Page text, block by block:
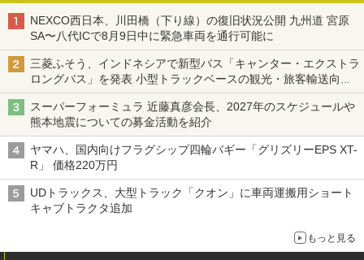
NEXCO西日本、川田橋（下り線）の復旧状況公開 九州道 宮原
SA〜八代ICで8月9日中に緊急車両を通行可能に
三菱ふそう、インドネシアで新型バス「キャンター・エクストラ
ロングバス」を発表 小型トラックベースの観光・旅客輸送向け
バス
スーパーフォーミュラ 近藤真彦会長、2027年のスケジュールや
熊本地震についての募金活動を紹介
ヤマハ、国内向けフラグシップ四輪バギー「グリズリーEPS XT-
R」 価格220万円
UDトラックス、大型トラック「クオン」に車両運搬用ショート
キャブトラクタ追加
もっと見る